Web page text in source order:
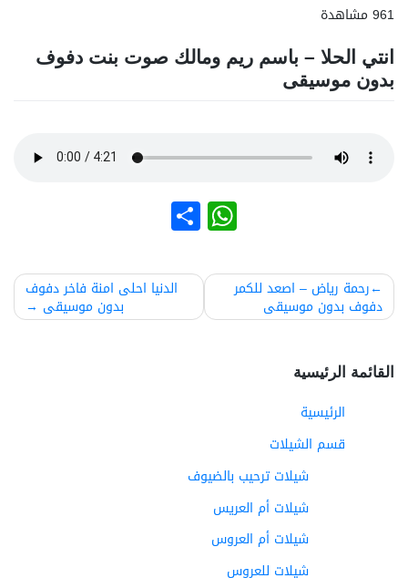
961 مشاهدة
انتي الحلا – باسم ريم ومالك صوت بنت دفوف
بدون موسيقى
WhatsApp
نشر
تصفّح
المقالات
رحمة رياض – اصعد للكمر
دفوف بدون موسيقى
الدنيا احلى امنة فاخر دفوف
بدون موسيقى
القائمة الرئيسية
الرئيسية
قسم الشيلات
شيلات ترحيب بالضيوف
شيلات أم العريس
شيلات أم العروس
شيلات للعروس